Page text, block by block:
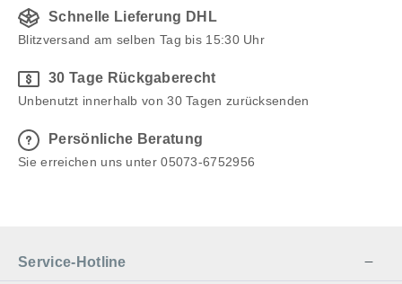
Schnelle Lieferung DHL
Blitzversand am selben Tag bis 15:30 Uhr
30 Tage Rückgaberecht
Unbenutzt innerhalb von 30 Tagen zurücksenden
Persönliche Beratung
Sie erreichen uns unter 05073-6752956
Service-Hotline